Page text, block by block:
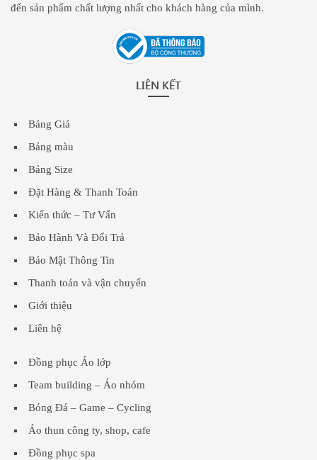
đến sản phẩm chất lượng nhất cho khách hàng của mình.
LIÊN KẾT
Bảng Giá
Bảng màu
Bảng Size
Đặt Hàng & Thanh Toán
Kiến thức – Tư Vấn
Bảo Hành Và Đổi Trả
Bảo Mật Thông Tin
Thanh toán và vận chuyển
Giới thiệu
Liên hệ
Đồng phục Áo lớp
Team building – Áo nhóm
Bóng Đá – Game – Cycling
Áo thun công ty, shop, cafe
Đồng phục spa